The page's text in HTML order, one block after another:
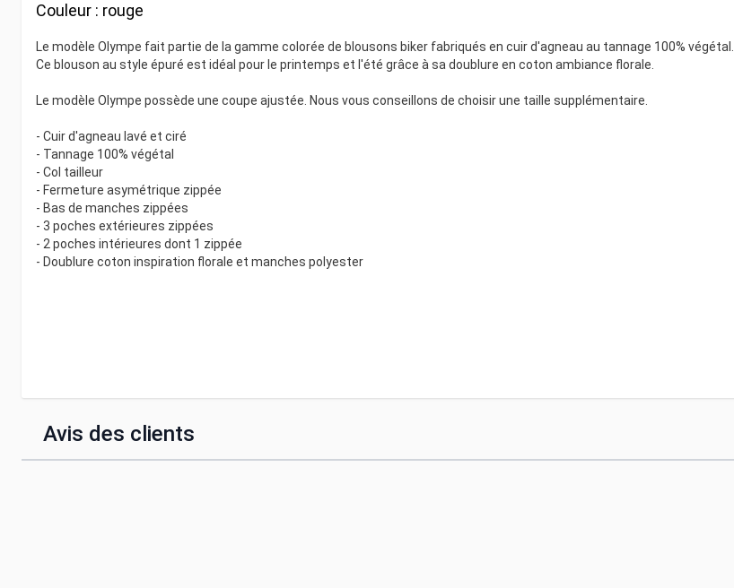
Couleur : rouge
Le modèle Olympe fait partie de la gamme colorée de blousons biker fabriqués en cuir d'agneau au tannage 100% végétal.
Ce blouson au style épuré est idéal pour le printemps et l'été grâce à sa doublure en coton ambiance florale.
Le modèle Olympe possède une coupe ajustée. Nous vous conseillons de choisir une taille supplémentaire.
- Cuir d'agneau lavé et ciré
- Tannage 100% végétal
- Col tailleur
- Fermeture asymétrique zippée
- Bas de manches zippées
- 3 poches extérieures zippées
- 2 poches intérieures dont 1 zippée
- Doublure coton inspiration florale et manches polyester
Avis des clients